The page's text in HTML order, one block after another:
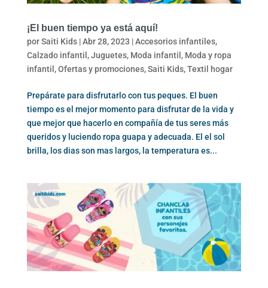
¡El buen tiempo ya está aquí!
porSaiti Kids|Abr 28, 2023 |Accesorios infantiles,
Calzado infantil ,Juguetes, Moda infantil , Moda y ropa
infantil ,Ofertas y promociones,Saiti Kids,Textil hogar
Prepárate para disfrutarlo con tus peques. El buen
tiempo es el mejor momento para disfrutar de la vida y
que mejor que hacerlo en compañía de tus seres más
queridos y luciendo ropa guapa y adecuada. El el sol
brilla, los dias son mas largos, la temperatura es...